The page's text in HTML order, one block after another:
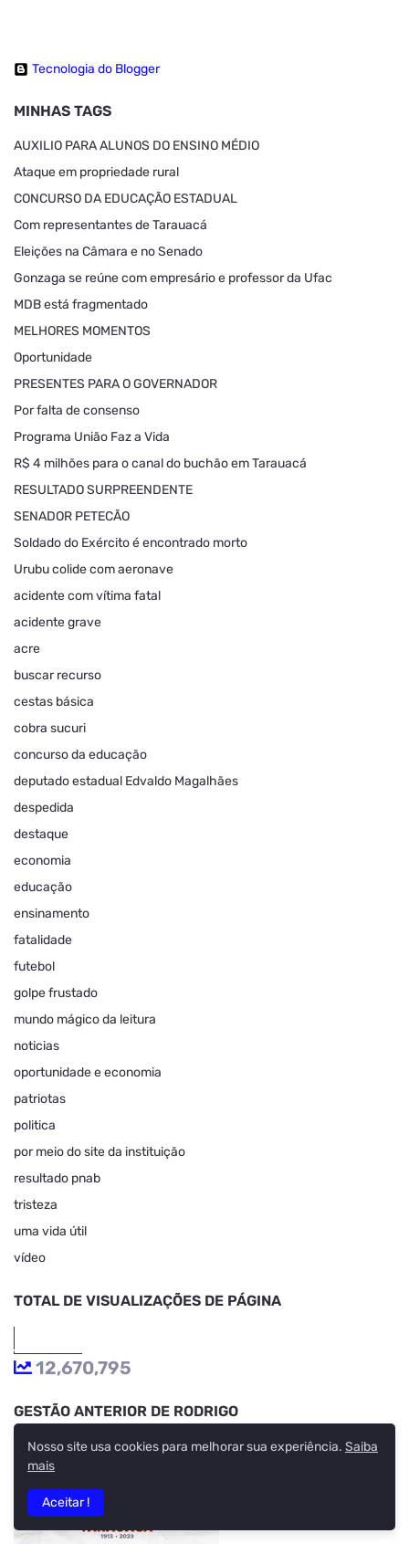
Tecnologia do Blogger
MINHAS TAGS
AUXILIO PARA ALUNOS DO ENSINO MÉDIO
Ataque em propriedade rural
CONCURSO DA EDUCAÇÃO ESTADUAL
Com representantes de Tarauacá
Eleições na Câmara e no Senado
Gonzaga se reúne com empresário e professor da Ufac
MDB está fragmentado
MELHORES MOMENTOS
Oportunidade
PRESENTES PARA O GOVERNADOR
Por falta de consenso
Programa União Faz a Vida
R$ 4 milhões para o canal do buchão em Tarauacá
RESULTADO SURPREENDENTE
SENADOR PETECÃO
Soldado do Exército é encontrado morto
Urubu colide com aeronave
acidente com vítima fatal
acidente grave
acre
buscar recurso
cestas básica
cobra sucuri
concurso da educação
deputado estadual Edvaldo Magalhães
despedida
destaque
economia
educação
ensinamento
fatalidade
futebol
golpe frustado
mundo mágico da leitura
noticias
oportunidade e economia
patriotas
politica
por meio do site da instituição
resultado pnab
tristeza
uma vida útil
vídeo
TOTAL DE VISUALIZAÇÕES DE PÁGINA
12,670,795
GESTÃO ANTERIOR DE RODRIGO
Nosso site usa cookies para melhorar sua experiência. Saiba
mais
Aceitar !